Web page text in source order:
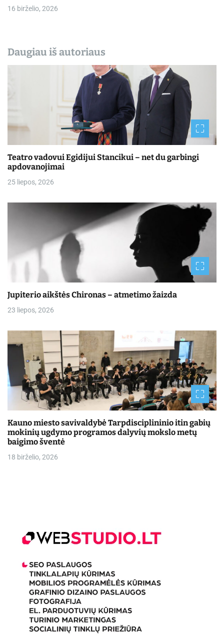
16 birželio, 2026
Daugiau iš autoriaus
Teatro vadovui Egidijui Stancikui – net du garbingi
apdovanojimai
25 liepos, 2026
Jupiterio aikštės Chironas – atmetimo žaizda
23 liepos, 2026
Kauno miesto savivaldybė Tarpdisciplininio itin gabių
mokinių ugdymo programos dalyvių mokslo metų
baigimo šventė
18 birželio, 2026